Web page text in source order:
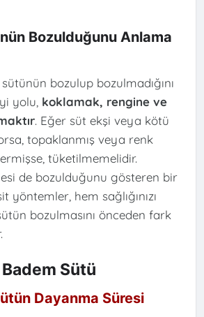
Bozulduğunu Anlama
bozulup bozulmadığını
yolu, koklamak, rengine ve
. Eğer süt ekşi veya kötü
topaklanmış veya renk
tüketilmemelidir.
de bozulduğunu gösteren bir
yöntemler, hem sağlığınızı
bozulmasını önceden fark
Badem Sütü
Dayanma Süresi